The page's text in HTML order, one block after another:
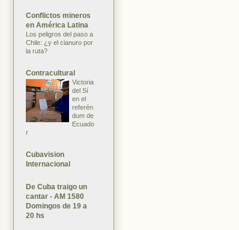
Conflictos mineros
en América Latina
Los peligros del paso a
Chile: ¿y el cianuro por
la ruta?
Contracultural
Victoria
del Sí
en el
referén
dum de
Ecuado
r
Cubavision
Internacional
De Cuba traigo un
cantar - AM 1580
Domingos de 19 a
20 hs